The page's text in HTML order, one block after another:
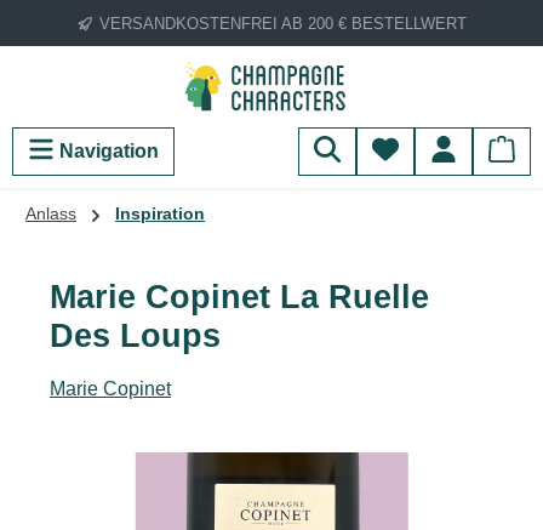
Zum Hauptinhalt springen
VERSANDKOSTENFREI AB 200 € BESTELLWERT
Navigation Du hast 0
Anlass Inspiration
Marie Copinet La Ruelle
Des Loups
Marie Copinet